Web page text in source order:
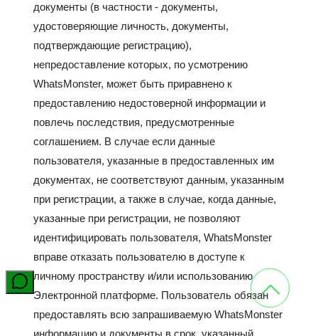
документы (в частности - документы,
удостоверяющие личность, документы,
подтверждающие регистрацию),
непредоставление которых, по усмотрению
WhatsMonster, может быть приравнено к
предоставлению недостоверной информации и
повлечь последствия, предусмотренные
соглашением. В случае если данные
пользователя, указанные в предоставленных им
документах, не соответствуют данным, указанным
при регистрации, а также в случае, когда данные,
указанные при регистрации, не позволяют
идентифицировать пользователя, WhatsMonster
вправе отказать пользователю в доступе к
личному пространству и/или использованию
Электронной платформе. Пользователь обязан
предоставлять всю запрашиваемую WhatsMonster
информацию и документы в срок, указанный